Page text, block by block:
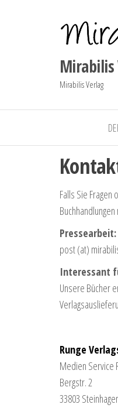
Mirabilis
Mirabilis Verlag
Falls Sie
Pressearbeit:
post (at)
Interessant
Unsere Bücher
Runge
Medien Service
Bergstr. 2
33803